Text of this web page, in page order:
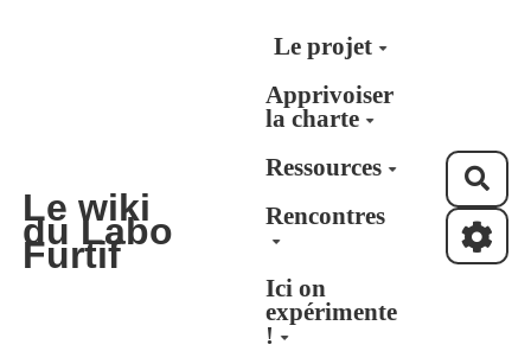
Aller au contenu principal
Le wiki
du Labo
Furtif
Le projet
Apprivoiser
la charte
Ressources
Rencontres
Ici on
expérimente
!